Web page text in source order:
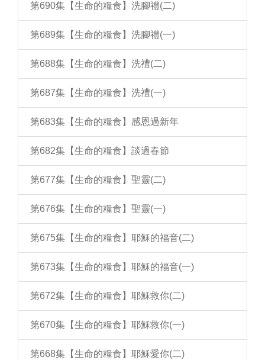
第690集【生命的糧食】洗腳禮(二)
第689集【生命的糧食】洗腳禮(一)
第688集【生命的糧食】洗禮(二)
第687集【生命的糧食】洗禮(一)
第683集【生命的糧食】感恩過新年
第682集【生命的糧食】談過春節
第677集【生命的糧食】聖靈(二)
第676集【生命的糧食】聖靈(一)
第675集【生命的糧食】耶穌的福音(二)
第673集【生命的糧食】耶穌的福音(一)
第672集【生命的糧食】耶穌救你(二)
第670集【生命的糧食】耶穌救你(一)
第668集【生命的糧食】耶穌愛你(二)